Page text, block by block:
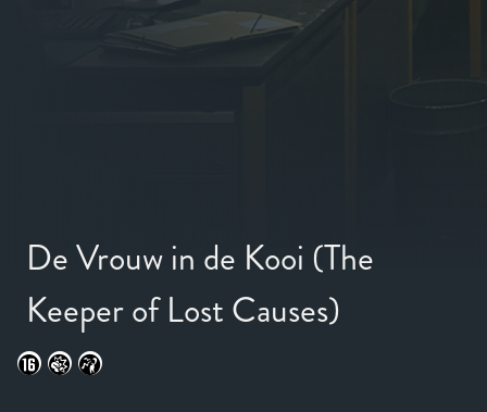
De Vrouw in de Kooi (The
Keeper of Lost Causes)